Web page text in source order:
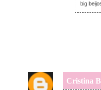
big
Cristina